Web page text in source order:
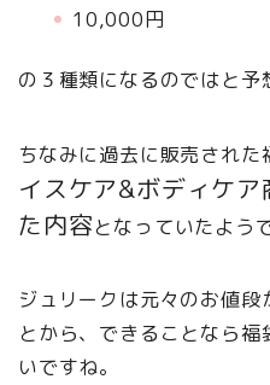
10,000円
の３種類になるのではと予
ちなみに過去に販売された
イスケア&ボディケ
た内容となっていたよう
ジュリークは元々のお値
とから、できることなら
いですね。